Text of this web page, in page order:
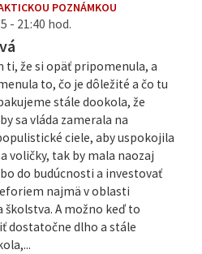
POZNÁMKOU
- 21:40 hod.
ti, že si opäť pripomenula, a
to, čo je dôležité a čo tu
stále dookola, že
sa vláda zamerala na
ciele, aby uspokojila
voličky, tak by mala naozaj
do budúcnosti a investovať
najmä v oblasti
školstva. A možno keď to
dostatočne dlho a stále